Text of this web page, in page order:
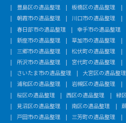
豊島区の遺品整理
板橋区の遺品整理
朝霞市の遺品整理
川口市の遺品整理
春日部市の遺品整理
幸手市の遺品整理
新座市の遺品整理
草加市の遺品整理
三郷市の遺品整理
松伏町の遺品整理
所沢市の遺品整理
宮代町の遺品整理
さいたま市の遺品整理
大宮区の遺品整理
浦和区の遺品整理
岩槻区の遺品整理
桜区の遺品整理
西区の遺品整理
緑
見沼区の遺品整理
南区の遺品整理
戸田市の遺品整理
三芳町の遺品整理